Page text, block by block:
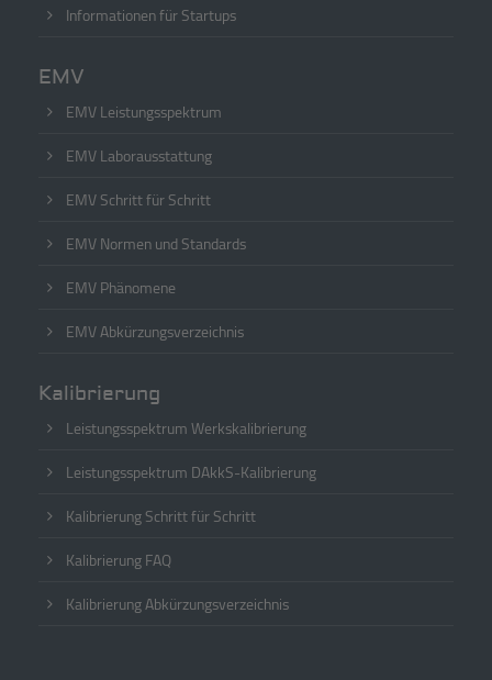
Informationen für Startups
EMV
EMV Leistungsspektrum
EMV Laborausstattung
EMV Schritt für Schritt
EMV Normen und Standards
EMV Phänomene
EMV Abkürzungsverzeichnis
Kalibrierung
Leistungsspektrum Werkskalibrierung
Leistungsspektrum DAkkS-Kalibrierung
Kalibrierung Schritt für Schritt
Kalibrierung FAQ
Kalibrierung Abkürzungsverzeichnis